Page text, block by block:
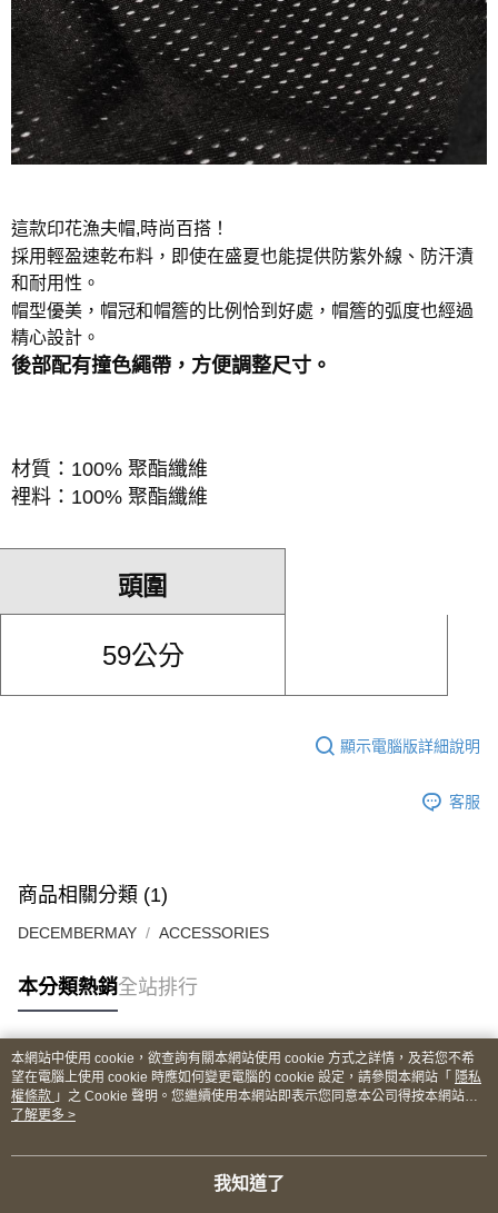
這款印花漁夫帽,時尚百搭！
採用輕盈速乾布料，即使在盛夏也能提供防紫外線、防汗漬
和耐用性。
帽型優美，帽冠和帽簷的比例恰到好處，帽簷的弧度也經過
精心設計。
後部配有撞色繩帶，方便調整尺寸。
材質：100% 聚酯纖維
裡料：100% 聚酯纖維
頭圍
59公分
顯示電腦版詳細說明
客服
商品相關分類 (1)
DECEMBERMAY ACCESSORIES
本分類熱銷全站排行
熱門標籤
本網站中使用 cookie，欲查詢有關本網站使用 cookie 方式之詳情，及若您不希
望在電腦上使用 cookie 時應如何變更電腦的 cookie 設定，請參閱本網站「 隱私
權條款 」之 Cookie 聲明。您繼續使用本網站即表示您同意本公司得按本網站使
用條款之 Cookie 聲明使用 cookie。
了解更多 >
我知道了